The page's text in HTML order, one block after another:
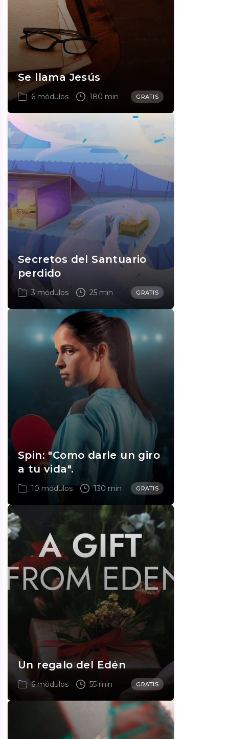
Se llama Jesús
6 módulos 180 min GRATIS
Secretos del Santuario
perdido
3 módulos 25 min GRATIS
Spin: "Como darle un giro
a tu vida".
10 módulos 130 min GRATIS
Un regalo del Edén
6 módulos 55 min GRATIS